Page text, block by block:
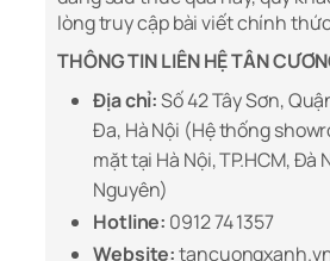
lòng truy cập bài viết chính
THÔNG TIN LIÊN HỆ TÂN
Địa chỉ:Số 42 Tây Sơn,
Đa, Hà Nội (Hệ thống
mặt tại Hà Nội, TP.HCM, Đà
Nguyên)
Hotline: 0912 74 1357
Website: